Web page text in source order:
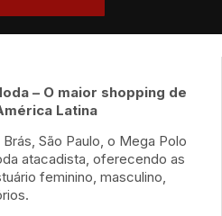
– O maior shopping de
Latina
São Paulo, o Mega Polo
atacadista, oferecendo as
feminino, masculino,